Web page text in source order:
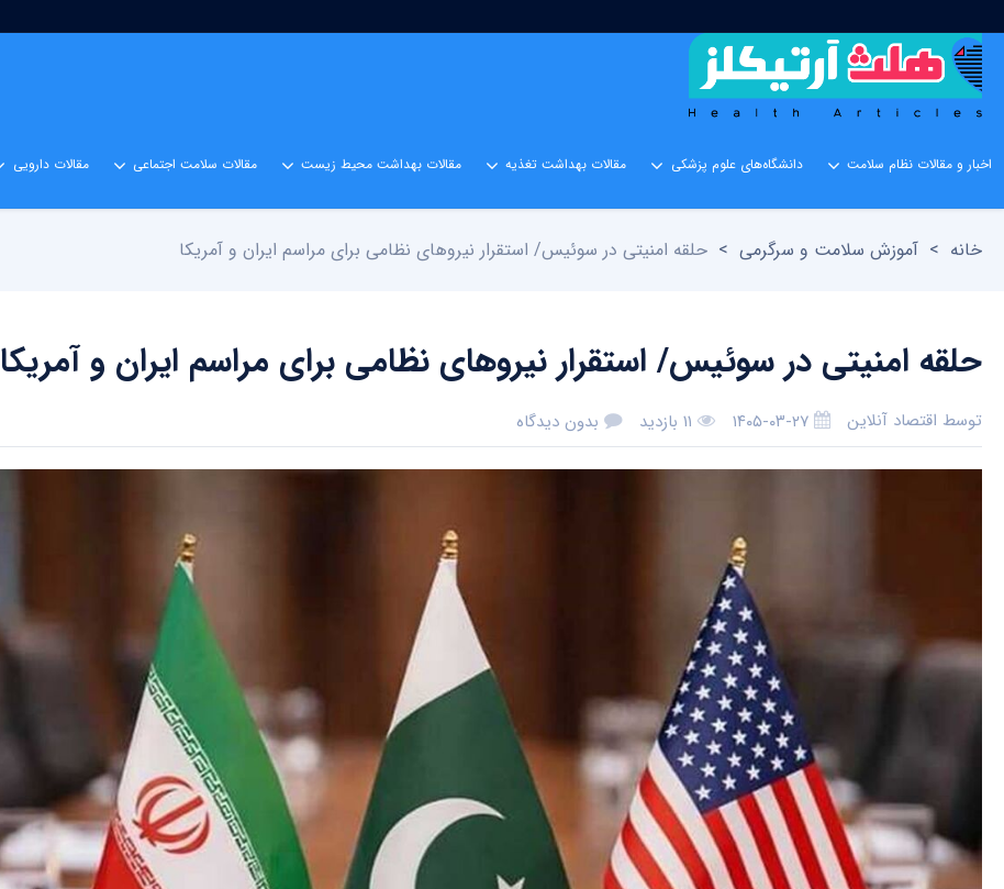
اخبار و مقالات نظام سلامت دانشگاه‌های علوم پزشکی مقالات بهداشت تغذیه مقالات بهداشت محیط زیست مقالات سلامت اجتماعی مقالات دارویی
خانه > آموزش سلامت و سرگرمی > حلقه امنیتی در سوئیس/ استقرار نیروهای نظامی برای مراسم ایران و آمریکا
حلقه امنیتی در سوئیس/ استقرار نیروهای نظامی برای مراسم ایران و آمریکا
توسط اقتصاد آنلاین ۱۴۰۵-۰۳-۲۷ ۱۱ بازدید بدون دیدگاه